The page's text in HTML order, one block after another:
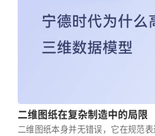
二维图纸在复杂制造中的局限
二维图纸本身并无错误，它在规范